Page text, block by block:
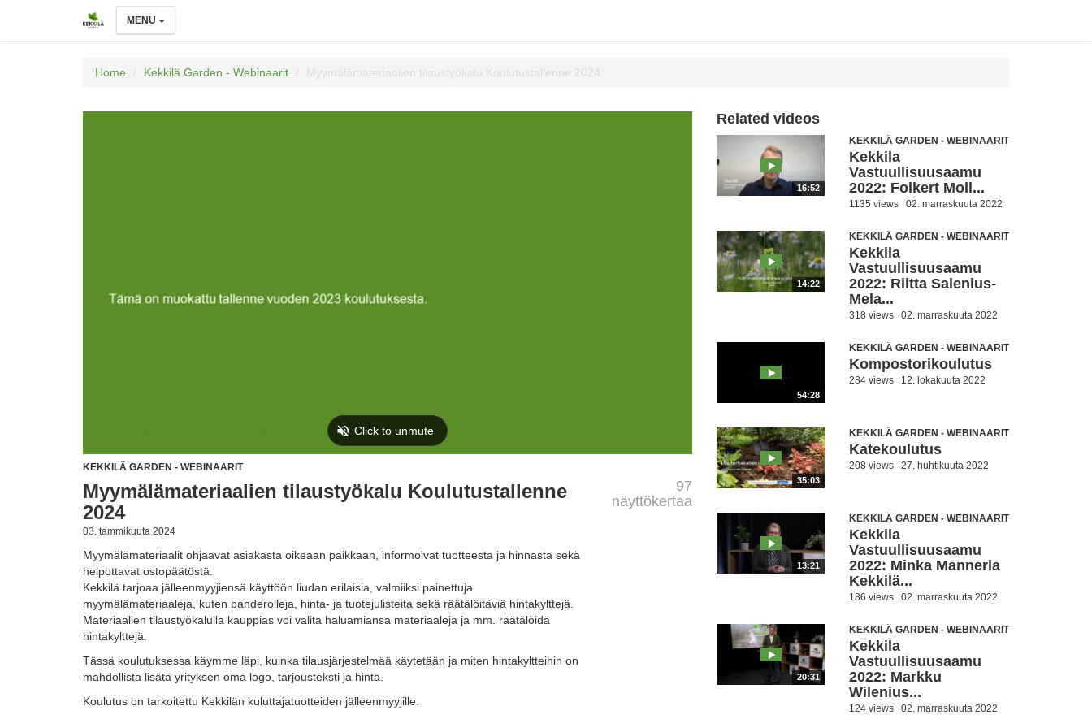
MENU
Home Kekkilä Garden - Webinaarit Myymälämateriaalien tilaustyökalu Koulutustallenne 2024
KEKKILÄ GARDEN - WEBINAARIT
Myymälämateriaalien tilaustyökalu Koulutustallenne
2024
97
näyttökertaa
03. tammikuuta 2024
Myymälämateriaalit ohjaavat asiakasta oikeaan paikkaan, informoivat tuotteesta ja hinnasta sekä
helpottavat ostopäätöstä.
Kekkilä tarjoaa jälleenmyyjiensä käyttöön liudan erilaisia, valmiiksi painettuja
myymälämateriaaleja, kuten banderolleja, hinta- ja tuotejulisteita sekä räätälöitäviä hintakylttejä.
Materiaalien tilaustyökalulla kauppias voi valita haluamiansa materiaaleja ja mm. räätälöidä
hintakylttejä.
Tässä koulutuksessa käymme läpi, kuinka tilausjärjestelmää käytetään ja miten hintakyltteihin on
mahdollista lisätä yrityksen oma logo, tarjousteksti ja hinta.
Koulutus on tarkoitettu Kekkilän kuluttajatuotteiden jälleenmyyjille.
Related videos
16:52
KEKKILÄ GARDEN - WEBINAARIT
Kekkila
Vastuullisuusaamu
2022: Folkert Moll...
1135 views 02. marraskuuta 2022
14:22
KEKKILÄ GARDEN - WEBINAARIT
Kekkila
Vastuullisuusaamu
2022: Riitta Salenius-
Mela...
318 views 02. marraskuuta 2022
54:28
KEKKILÄ GARDEN - WEBINAARIT
Kompostorikoulutus
284 views 12. lokakuuta 2022
35:03
KEKKILÄ GARDEN - WEBINAARIT
Katekoulutus
208 views 27. huhtikuuta 2022
13:21
KEKKILÄ GARDEN - WEBINAARIT
Kekkila
Vastuullisuusaamu
2022: Minka Mannerla
Kekkilä...
186 views 02. marraskuuta 2022
20:31
KEKKILÄ GARDEN - WEBINAARIT
Kekkila
Vastuullisuusaamu
2022: Markku
Wilenius...
124 views 02. marraskuuta 2022